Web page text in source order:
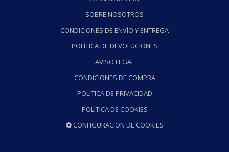
SOBRE NOSOTROS
CONDICIONES DE ENVÍO Y ENTREGA
POLÍTICA DE DEVOLUCIONES
AVISO LEGAL
CONDICIONES DE COMPRA
POLÍTICA DE PRIVACIDAD
POLÍTICA DE COOKIES
CONFIGURACIÓN DE COOKIES